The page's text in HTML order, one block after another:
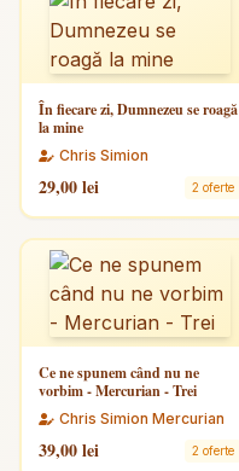
În fiecare zi, Dumnezeu se roagă
la mine
Chris Simion
29,00 lei 2 oferte
Ce ne spunem când nu ne
vorbim - Mercurian - Trei
Chris Simion Mercurian
39,00 lei 2 oferte